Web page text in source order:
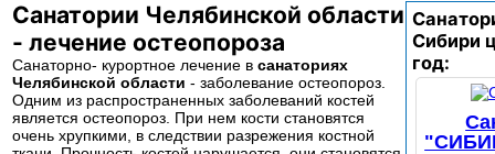
Санатории Челябинской области
- лечение остеопороза
Санаторно- курортное лечение всанаториях
Челябинской области - заболевание остеопороз.
Одним из распространенных заболеваний костей
является остеопороз. При нем кости становятся
очень хрупкими, в следствии разрежения костной
Сибири
год: